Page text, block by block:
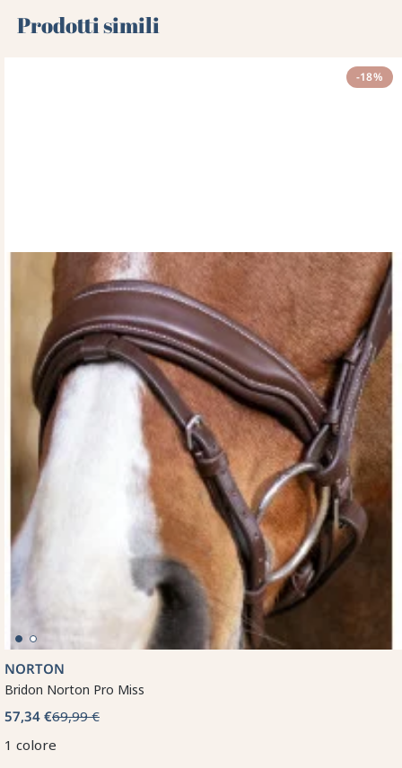
Prodotti simili
-18%
NORTON
Bridon Norton Pro Miss
57,34 €69,99 €
1 colore